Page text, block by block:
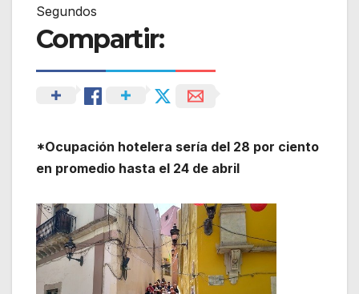
Segundos
Compartir:
*Ocupación hotelera sería del 28 por ciento
en promedio hasta el 24 de abril